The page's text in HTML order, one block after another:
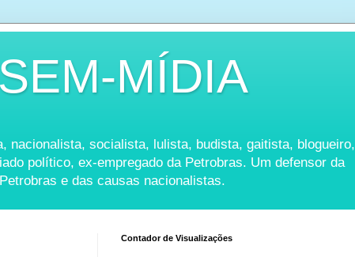
MÍDIA
nacionalista, socialista, lulista, budista, gaitista, blogueiro,
político, ex-empregado da Petrobras. Um defensor da
e das causas nacionalistas.
Contador de Visualizações